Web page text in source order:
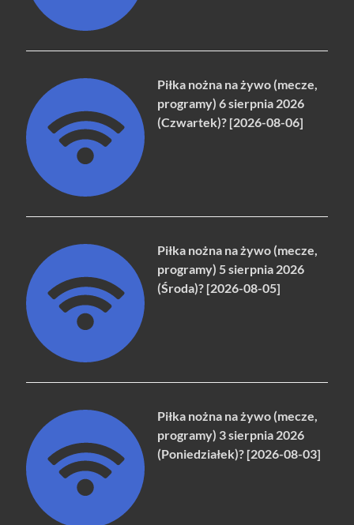
Piłka nożna na żywo (mecze,
programy) 6 sierpnia 2026
(Czwartek)? [2026-08-06]
Piłka nożna na żywo (mecze,
programy) 5 sierpnia 2026
(Środa)? [2026-08-05]
Piłka nożna na żywo (mecze,
programy) 3 sierpnia 2026
(Poniedziałek)? [2026-08-03]